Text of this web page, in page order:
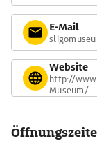
E-Mail
Website
http://
Museum/